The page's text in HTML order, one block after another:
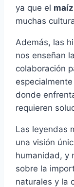
ya que el maíz
muchas
Además, las
nos enseñan
colaboración
donde
requieren
Las leyendas
una visión
humanidad, y
sobre la
naturales y la